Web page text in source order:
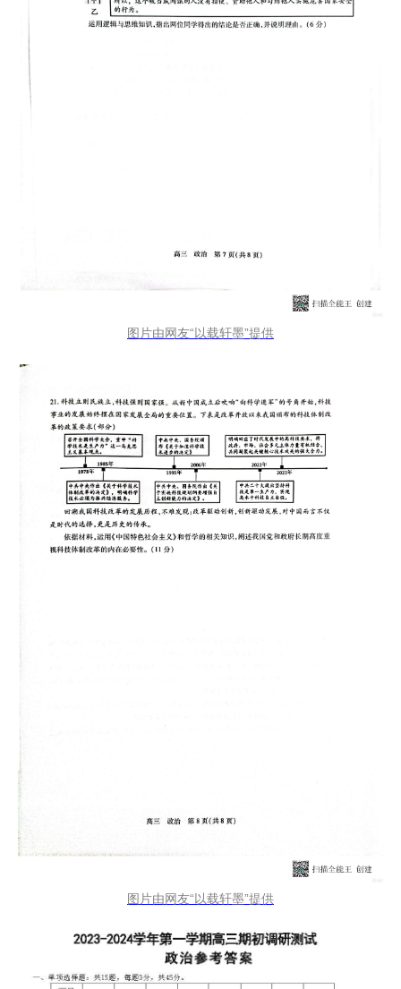
图片由网友“以载轩墨”提供
图片由网友“以载轩墨”提供